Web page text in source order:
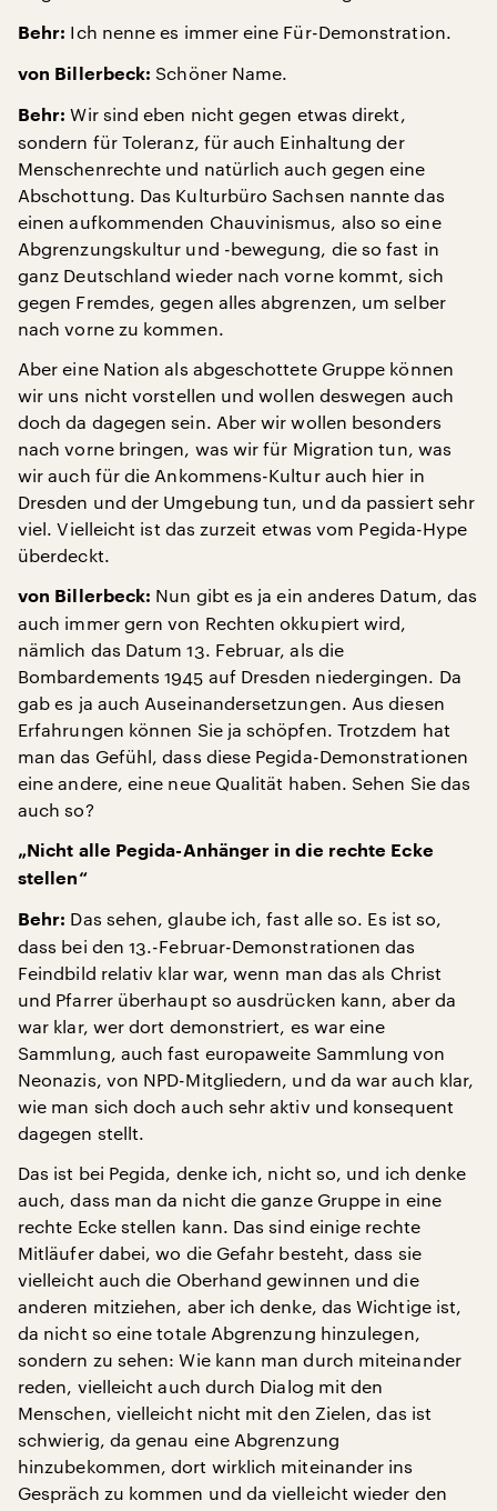
Behr: Ich nenne es immer eine Für-Demonstration.
von Billerbeck: Schöner Name.
Behr: Wir sind eben nicht gegen etwas direkt,
sondern für Toleranz, für auch Einhaltung der
Menschenrechte und natürlich auch gegen eine
Abschottung. Das Kulturbüro Sachsen nannte das
einen aufkommenden Chauvinismus, also so eine
Abgrenzungskultur und -bewegung, die so fast in
ganz Deutschland wieder nach vorne kommt, sich
gegen Fremdes, gegen alles abgrenzen, um selber
nach vorne zu kommen.
Aber eine Nation als abgeschottete Gruppe können
wir uns nicht vorstellen und wollen deswegen auch
doch da dagegen sein. Aber wir wollen besonders
nach vorne bringen, was wir für Migration tun, was
wir auch für die Ankommens-Kultur auch hier in
Dresden und der Umgebung tun, und da passiert sehr
viel. Vielleicht ist das zurzeit etwas vom Pegida-Hype
überdeckt.
von Billerbeck: Nun gibt es ja ein anderes Datum, das
auch immer gern von Rechten okkupiert wird,
nämlich das Datum 13. Februar, als die
Bombardements 1945 auf Dresden niedergingen. Da
gab es ja auch Auseinandersetzungen. Aus diesen
Erfahrungen können Sie ja schöpfen. Trotzdem hat
man das Gefühl, dass diese Pegida-Demonstrationen
eine andere, eine neue Qualität haben. Sehen Sie das
auch so?
„Nicht alle Pegida-Anhänger in die rechte Ecke
stellen“
Behr: Das sehen, glaube ich, fast alle so. Es ist so,
dass bei den 13.-Februar-Demonstrationen das
Feindbild relativ klar war, wenn man das als Christ
und Pfarrer überhaupt so ausdrücken kann, aber da
war klar, wer dort demonstriert, es war eine
Sammlung, auch fast europaweite Sammlung von
Neonazis, von NPD-Mitgliedern, und da war auch klar,
wie man sich doch auch sehr aktiv und konsequent
dagegen stellt.
Das ist bei Pegida, denke ich, nicht so, und ich denke
auch, dass man da nicht die ganze Gruppe in eine
rechte Ecke stellen kann. Das sind einige rechte
Mitläufer dabei, wo die Gefahr besteht, dass sie
vielleicht auch die Oberhand gewinnen und die
anderen mitziehen, aber ich denke, das Wichtige ist,
da nicht so eine totale Abgrenzung hinzulegen,
sondern zu sehen: Wie kann man durch miteinander
reden, vielleicht auch durch Dialog mit den
Menschen, vielleicht nicht mit den Zielen, das ist
schwierig, da genau eine Abgrenzung
hinzubekommen, dort wirklich miteinander ins
Gespräch zu kommen und da vielleicht wieder den